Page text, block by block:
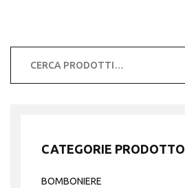
CATEGORIE PRODOTTO
BOMBONIERE